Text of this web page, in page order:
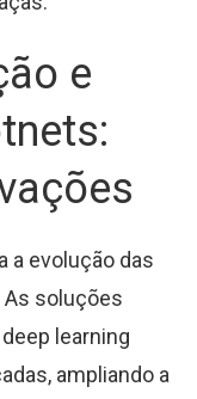
e
a evolução das
soluções
learning
ampliando a